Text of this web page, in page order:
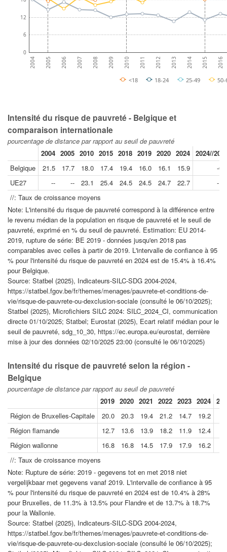
2004 2005 2006 2007 2008 2009 2010 2011 2012 2013 2014 2015 2016
0
6
12
<18 18-24 25-49
Intensité du risque de pauvreté - Belgique et
comparaison internationale
pourcentage de distance par rapport au seuil de pauvreté
2004 2005 2010 2015 2018 2019 2020 2024 2024//
Belgique
21.5 17.7 18.0 17.4 19.4 16.0 16.1 15.9
-
UE27
-- -- 23.1 25.4 24.5 24.5 24.7 22.7
-
//: Taux de croissance moyens
Note: L'intensité du risque de pauvreté correspond à la différence entre
le revenu médian de la population en risque de pauvreté et le seuil de
pauvreté, exprimé en % du seuil de pauvreté. Estimation: EU 2014-
2019, rupture de série: BE 2019 - données jusqu'en 2018 pas
comparables avec celles à partir de 2019. L'intervalle de confiance à 95
% pour l'intensité du risque de pauvreté en 2024 est de 15.4% à 16.4%
pour Belgique.
Source: Statbel (2025), Indicateurs-SILC-SDG 2004-2024,
https://statbel.fgov.be/fr/themes/menages/pauvrete-et-conditions-de-
vie/risque-de-pauvrete-ou-dexclusion-sociale (consulté le 06/10/2025);
Statbel (2025), Microfichiers SILC 2024: SILC_2024_CI, communication
directe 01/10/2025; Statbel; Eurostat (2025), Ecart relatif médian pour le
seuil de pauvreté, sdg_10_30, https://ec.europa.eu/eurostat, dernière
mise à jour des données 02/10/2025 23:00 (consulté le 06/10/2025)
Intensité du risque de pauvreté selon la région -
Belgique
pourcentage de distance par rapport au seuil de pauvreté
2019 2020 2021 2022 2023 2024
Région de Bruxelles-Capitale
20.0 20.3 19.4 21.2 14.7
19.2
Région flamande
12.7 13.6 13.9 18.2 11.9
12.4
Région wallonne
16.8 16.8 14.5 17.9 17.9
16.2
//: Taux de croissance moyens
Note: Rupture de série: 2019 - gegevens tot en met 2018 niet
vergelijkbaar met gegevens vanaf 2019. L'intervalle de confiance à 95
% pour l'intensité du risque de pauvreté en 2024 est de 10.4% à 28%
pour Bruxelles, de 11.3% à 13.5% pour Flandre et de 13.7% à 18.7%
pour la Wallonie.
Source: Statbel (2025), Indicateurs-SILC-SDG 2004-2024,
https://statbel.fgov.be/fr/themes/menages/pauvrete-et-conditions-de-
vie/risque-de-pauvrete-ou-dexclusion-sociale (consulté le 06/10/2025);